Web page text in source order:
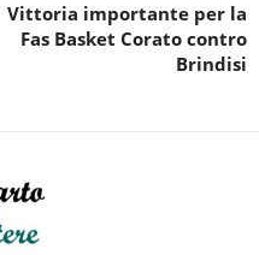
Vittoria importante per la
Fas Basket Corato contro
Brindisi